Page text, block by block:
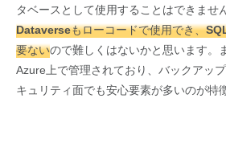
タベースとして使用することはできませ
Dataverseもローコードで使用でき、
要ないので難しくはないかと思います。
Azure上で管理されており、バックアッ
キュリティ面でも安心要素が多いのが特